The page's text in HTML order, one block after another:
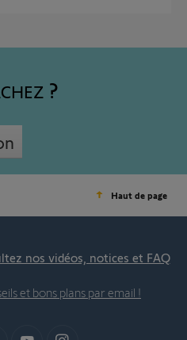
Haut de page
nos vidéos, notices et FAQ
et bons plans par email !